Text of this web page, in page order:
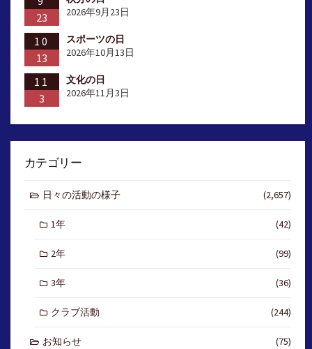
23
2026年9月23日
10
13
スポーツの日
2026年10月13日
11
3
文化の日
2026年11月3日
カテゴリー
日々の活動の様子 (2,657)
1年 (42)
2年 (99)
3年 (36)
クラブ活動 (244)
お知らせ (75)